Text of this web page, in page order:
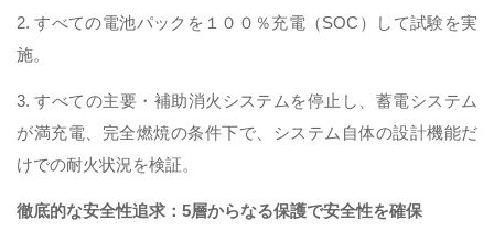
2. すべての電池パックを１００％充電（SOC）して試験を実
施。
3. すべての主要・補助消火システムを停止し、蓄電システム
が満充電、完全燃焼の条件下で、システム自体の設計機能だ
けでの耐火状況を検証。
徹底的な安全性追求：5層からなる保護で安全性を確保